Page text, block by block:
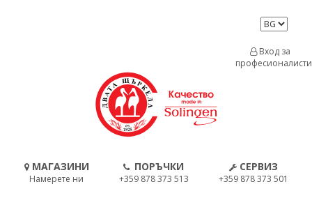
МАГАЗИНИ
Намерете ни
ПОРЪЧКИ
+359 878 373 513
СЕРВИЗ
+359 878 373 501
Вход за
професионалисти